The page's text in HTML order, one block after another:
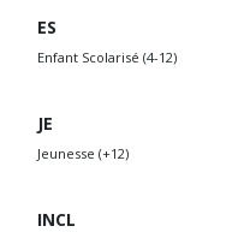
ES
Enfant Scolarisé (4-12)
JE
Jeunesse (+12)
INCL